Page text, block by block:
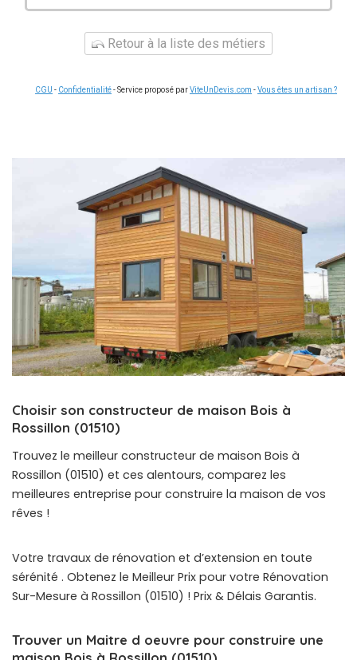
Retour à la liste des métiers
CGU - Confidentialité- Service proposé parViteUnDevis.com -Vous êtes un artisan ?
Choisir son constructeur de maison Bois à
Rossillon (01510)
Trouvez le meilleur constructeur de maison Bois à
Rossillon (01510) et ces alentours, comparez les
meilleures entreprise pour construire la maison de vos
rêves !
Votre travaux de rénovation et d’extension en toute
sérénité . Obtenez le Meilleur Prix pour votre Rénovation
Sur-Mesure à Rossillon (01510) ! Prix & Délais Garantis.
Trouver un Maitre d oeuvre pour construire une